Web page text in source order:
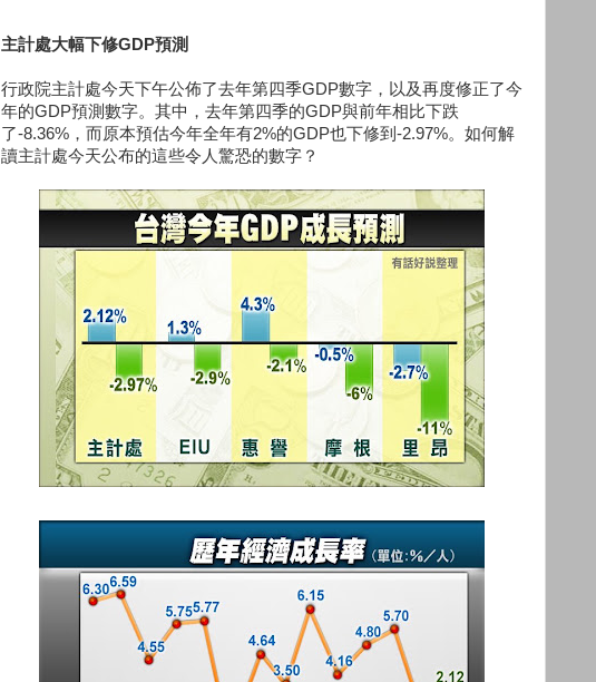
主計處大幅下修GDP預測
行政院主計處今天下午公佈了去年第四季GDP數字，以及再度修正了今
年的GDP預測數字。其中，去年第四季的GDP與前年相比下跌
了-8.36%，而原本預估今年全年有2%的GDP也下修到-2.97%。如何解
讀主計處今天公布的這些令人驚恐的數字？